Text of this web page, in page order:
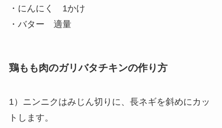
・にんにく 1かけ
・バター 適量
鶏もも肉のガリバタチキンの作り方
1）ニンニクはみじん切りに、長ネギを斜めにカッ
トします。